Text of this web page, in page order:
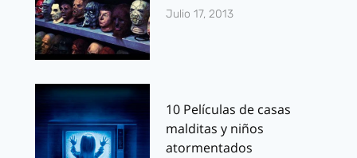
Julio 17, 2013
10 Películas de casas
malditas y niños
atormentados